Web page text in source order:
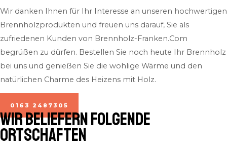
Wir danken Ihnen für Ihr Interesse an unseren hochwertigen
Brennholzprodukten und freuen uns darauf, Sie als
zufriedenen Kunden von Brennholz-Franken.Com
begrüßen zu dürfen. Bestellen Sie noch heute Ihr Brennholz
bei uns und genießen Sie die wohlige Wärme und den
natürlichen Charme des Heizens mit Holz.
0163 2487305
Wir beliefern folgende
Ortschaften